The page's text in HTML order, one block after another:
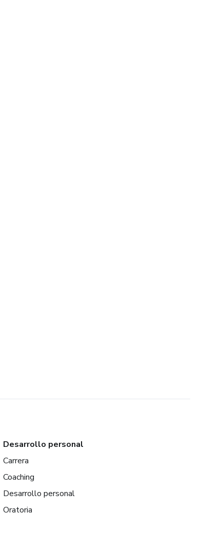
Desarrollo personal
Carrera
Coaching
Desarrollo personal
Oratoria